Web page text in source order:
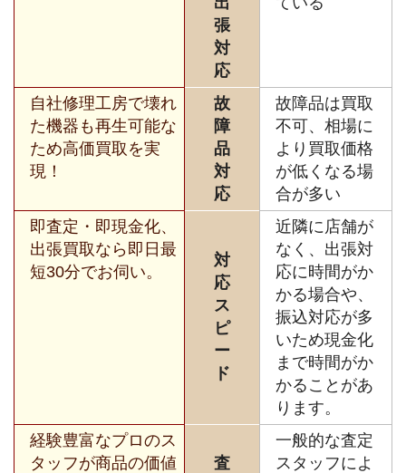
張
対
応
自社修理工房で壊れ
た機器も再生可能な
ため高価買取を実
現！
故
障
品
対
応
故障品は買取
不可、相場に
より買取価格
が低くなる場
合が多い
即査定・即現金化、
出張買取なら即日最
短30分でお伺い。
対
応
ス
ピ
ー
ド
近隣に店舗が
なく、出張対
応に時間がか
かる場合や、
振込対応が多
いため現金化
まで時間がか
かることがあ
ります。
経験豊富なプロのス
タッフが商品の価値
査
一般的な査定
スタッフによ